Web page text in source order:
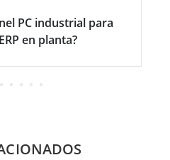
PC industrial para
en planta?